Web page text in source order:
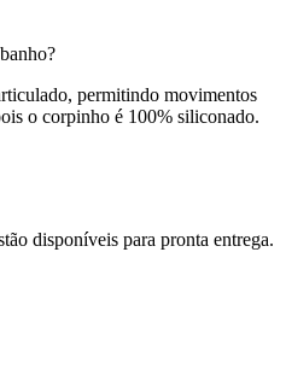
permitindo movimentos
o corpinho é 100% siliconado.
disponíveis para pronta entrega.